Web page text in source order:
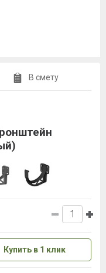
В смету
Купить в 1 клик